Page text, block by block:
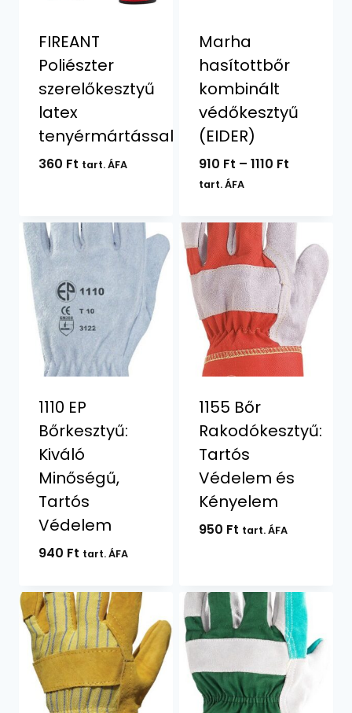
FIREANT
Poliészter
szerelőkesztyű
latex
tenyérmártással
360 Ft tart. ÁFA
Marha
hasítottbőr
kombinált
védőkesztyű
(EIDER)
910 Ft – 1110 Ft
1110 Ft
tart. ÁFA
1110 EP
Bőrkesztyű:
Kiváló
Minőségű,
Tartós
Védelem
940 Ft tart. ÁFA
1155 Bőr
Rakodókesztyű:
Tartós
Védelem és
Kényelem
950 Ft tart. ÁFA